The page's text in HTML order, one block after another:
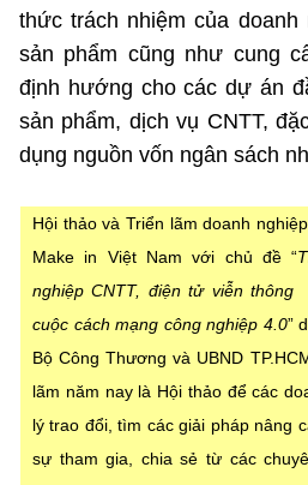
thức trách nhiệm của
sản phẩm cũng như cung
định hướng cho các dự án
sản phẩm, dịch vụ CNTT,
dụng nguồn vốn ngân sách
Hội thảo và Triển lãm doanh
Make in Việt Nam với chủ đề “
nghiệp CNTT, điện tử viễn thông
cuộc cách mạng công nghiệp 4.0”
Bộ Công Thương và UBND
lãm năm nay là Hội thảo để các
lý trao đổi, tìm các giải pháp nâng
sự tham gia, chia sẻ từ các